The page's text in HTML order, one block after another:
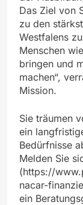
Das Ziel von
zu den
Westfalens
Menschen
bringen und
machen“,
Mission.
Sie träumen
ein
Bedürfnisse
Melden Sie
(https://
nacar-
ein